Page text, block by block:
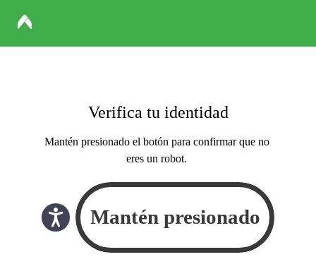
Verifica tu identidad
Mantén presionado el botón para confirmar que no
eres un robot.